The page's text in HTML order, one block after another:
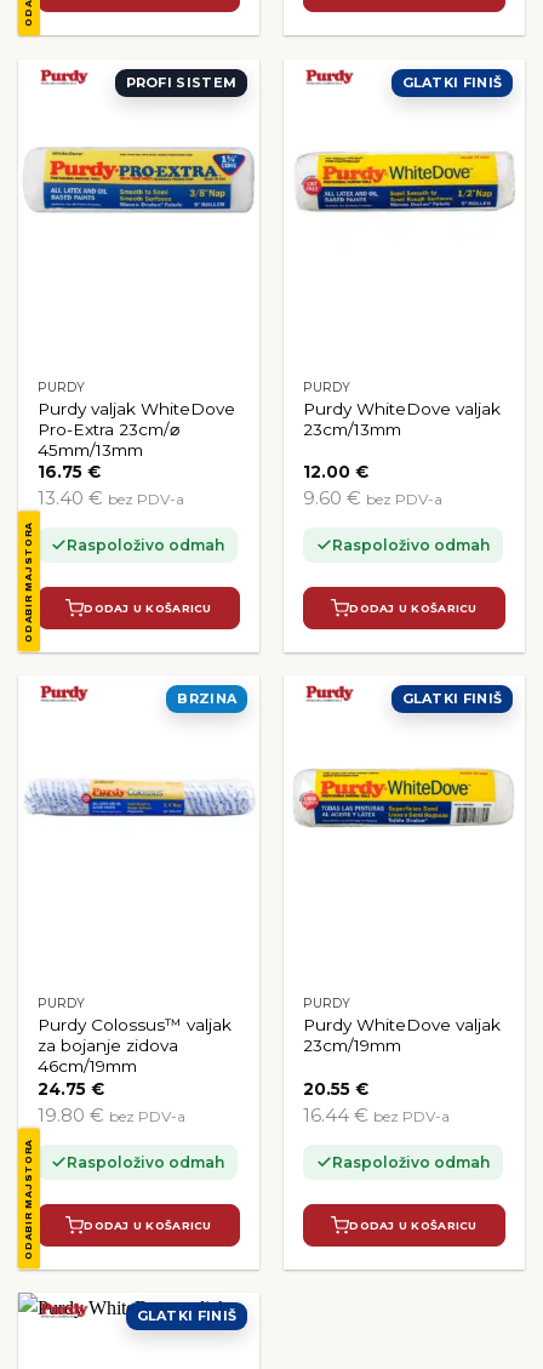
PROFI SISTEM
ODABIR MAJSTORA
PURDY
Purdy valjak WhiteDove
Pro-Extra 23cm/⌀
45mm/13mm
16.75€
13.40 € bez PDV-a
Raspoloživo odmah
DODAJ U KOŠARICU
GLATKI FINIŠ
PURDY
Purdy WhiteDove valjak
23cm/13mm
12.00€
9.60 € bez PDV-a
Raspoloživo odmah
DODAJ U KOŠARICU
BRZINA
ODABIR MAJSTORA
PURDY
Purdy Colossus™ valjak
za bojanje zidova
46cm/19mm
24.75€
19.80 € bez PDV-a
Raspoloživo odmah
DODAJ U KOŠARICU
GLATKI FINIŠ
PURDY
Purdy WhiteDove valjak
23cm/19mm
20.55€
16.44 € bez PDV-a
Raspoloživo odmah
DODAJ U KOŠARICU
GLATKI FINIŠ